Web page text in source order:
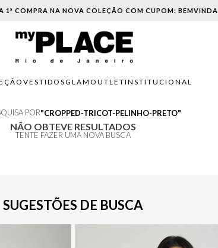
1ª COMPRA NA NOVA COLEÇÃO COM CUPOM: BEMVINDA
VESTIDOSGLAM OUTLETINSTITUCIONAL
POR CROPPED-TRICOT-PELINHO-PRETO
NÃO OBTEVE RESULTADOS
TENTE FAZER UMA NOVA BUSCA
SUGESTÕES DE BUSCA